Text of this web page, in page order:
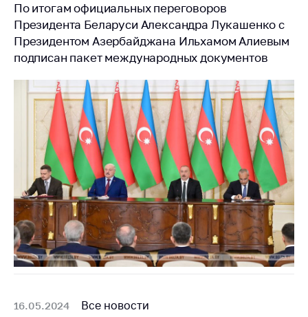
регулирование и
конкуренция
Торговля и услуги
Регулирование и
контроль закупок
Защита прав
потребителей
Регулирование
рекламной
деятельности
Международное
сотрудничество
Применение мер
нетарифного
Биржевая торговля
По итогам официальных переговоров
Президента Беларуси Александра Лукашенко с
Президентом Азербайджана Ильхамом Алиевым
подписан пакет международных документов
16.05.2024 Все новости